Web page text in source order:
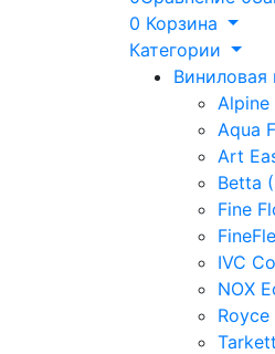
0 Корзина
Категории
Виниловая
Alpine
Aqua
Art
Betta
Fine
IVC
NOX
Royce